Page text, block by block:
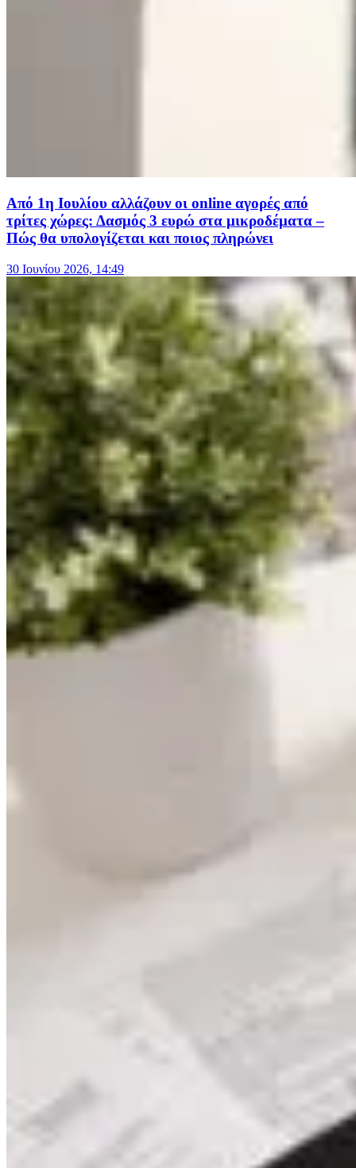
Από 1η Ιουλίου αλλάζουν οι online αγορές από
τρίτες χώρες: Δασμός 3 ευρώ στα μικροδέματα –
Πώς θα υπολογίζεται και ποιος πληρώνει
30 Ιουνίου 2026, 14:49